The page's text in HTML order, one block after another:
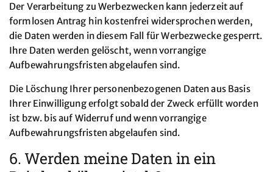
Der Verarbeitung zu Werbezwecken kann jederzeit auf
formlosen Antrag hin kostenfrei widersprochen werden,
die Daten werden in diesem Fall für Werbezwecke gesperrt.
Ihre Daten werden gelöscht, wenn vorrangige
Aufbewahrungsfristen abgelaufen sind.
Die Löschung Ihrer personenbezogenen Daten aus Basis
Ihrer Einwilligung erfolgt sobald der Zweck erfüllt worden
ist bzw. bis auf Widerruf und wenn vorrangige
Aufbewahrungsfristen abgelaufen sind.
6. Werden meine Daten in ein